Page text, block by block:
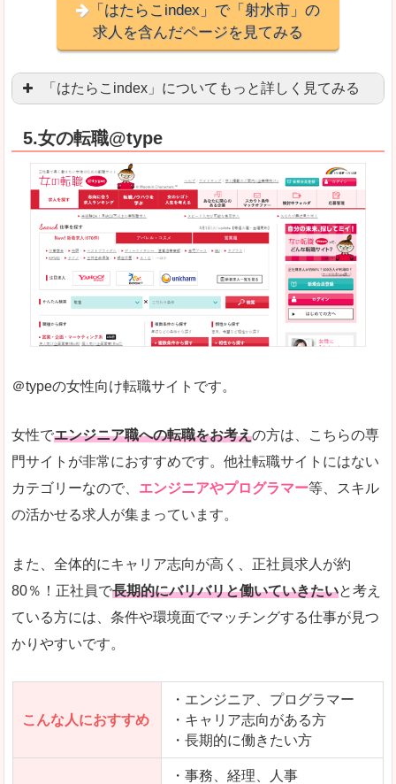
「はたらこindex」で「射水市」の
求人を含んだページを見てみる
「はたらこindex」についてもっと詳しく見てみる
良いところ
求人が毎時更新されます！（他社求人サイトは週
希望職種の平均時給が瞬時にわかります。アルバ
求人数が多すぎて、逆に絞り込みに悩んだり、迷
雇用形態にもよりますが、給与額に幅があります。
詳しい説明
希望する職種の平均時給がすぐにわかるので、給
また、他社転職サイトにはない日払いや週払いと
新着案件が続々とアップされるので、転職を急い
人気度
また、上戸彩さんのCMでおなじみなこともあり
使いやすさ
全体的にオレンジ色のトーンで、見ていても疲れ
「はたらこindex」で「射水市」の
求人を含んだページを見てみる
5.女の転職@type
＠typeの女性向け転職サイトです。
女性でエンジニア職への転職をお考えの方は、こちらの専
門サイトが非常におすすめです。他社転職サイトにはない
カテゴリーなので、 エンジニアやプログラマー等、スキル
の活かせる求人が集まっています。
また、全体的にキャリア志向が高く、正社員求人が約
80％！正社員で長期的にバリバリと働いていきたいと考え
ている方には、条件や環境面でマッチングする仕事が見つ
かりやすいです。
こんな人におすすめ
・エンジニア、プログラマー
・キャリア志向がある方
・長期的に働きたい方
・事務、経理、人事